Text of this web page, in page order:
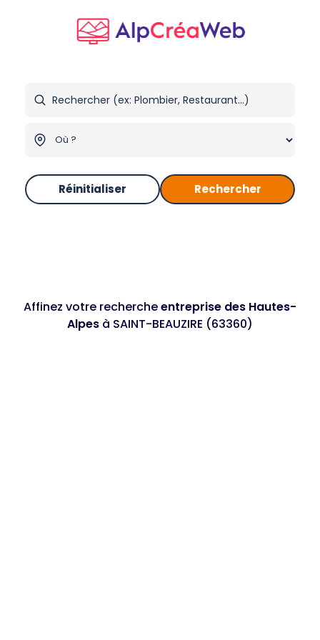
Réinitialiser Rechercher
Affinez votre rechercheentreprise des Hautes-
Alpes à SAINT-BEAUZIRE (63360)